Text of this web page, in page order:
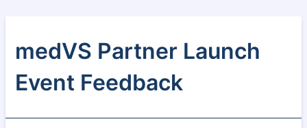
medVS Partner Launch
Event Feedback